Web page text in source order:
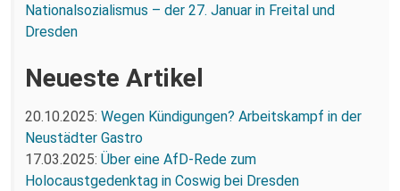
Nationalsozialismus – der 27. Januar in Freital und
Dresden
Neueste Artikel
20.10.2025: Wegen Kündigungen? Arbeitskampf in der
Neustädter Gastro
17.03.2025: Über eine AfD-Rede zum
Holocaustgedenktag in Coswig bei Dresden